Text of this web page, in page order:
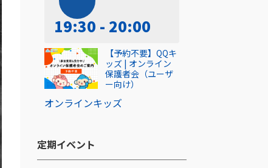
19:30 - 20:00
オンラインキッズ
【予約不要】QQキ
ッズ | オンライン
保護者会（ユーザ
ー向け）
定期イベント​